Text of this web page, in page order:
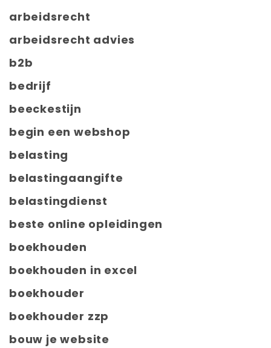
arbeidsrecht
arbeidsrecht advies
b2b
bedrijf
beeckestijn
begin een webshop
belasting
belastingaangifte
belastingdienst
beste online opleidingen
boekhouden
boekhouden in excel
boekhouder
boekhouder zzp
bouw je website